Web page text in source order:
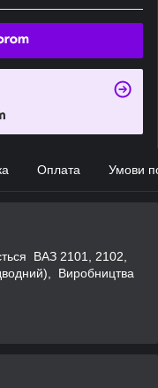
Оплата Умови
ВАЗ 2101, 2102,
Виробництва